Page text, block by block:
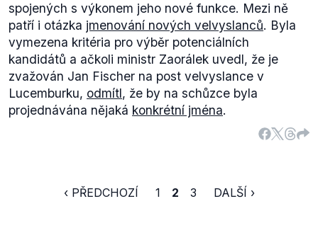
spojených s výkonem jeho nové funkce. Mezi ně
patří i otázka jmenování nových velvyslanců. Byla
vymezena kritéria pro výběr potenciálních
kandidátů a ačkoli ministr Zaorálek uvedl, že je
zvažován Jan Fischer na post velvyslance v
Lucemburku, odmítl, že by na schůzce byla
projednávána nějaká konkrétní jména.
‹ PŘEDCHOZÍ 1 2 3 DALŠÍ ›